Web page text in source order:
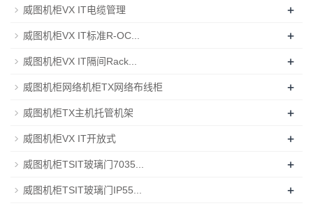
威图机柜VX IT电缆管理 +
威图机柜VX IT标准R-OC... +
威图机柜VX IT隔间Rack... +
威图机柜网络机柜TX网络布线柜 +
威图机柜TX主机托管机架 +
威图机柜VX IT开放式 +
威图机柜TSIT玻璃门7035... +
威图机柜TSIT玻璃门IP55... +